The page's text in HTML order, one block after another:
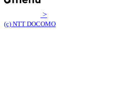
>
(c) NTT DOCOMO